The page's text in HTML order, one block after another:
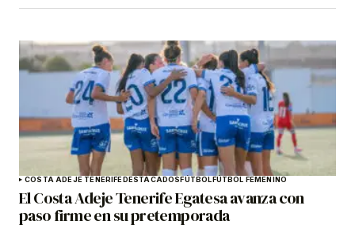
COSTA ADEJE TENERIFEDESTACADOSFÚTBOLFÚTBOL FEMENINO
El Costa Adeje Tenerife Egatesa avanza con
paso firme en su pretemporada